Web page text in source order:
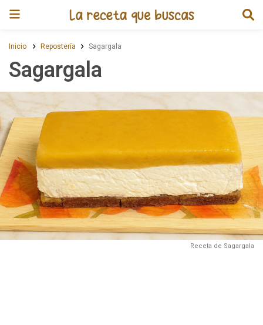
Inicio Repostería Sagargala
Sagargala
Receta de Sagargala